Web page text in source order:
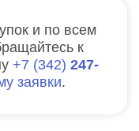
и по всем
к
7 342 247-
заявки.